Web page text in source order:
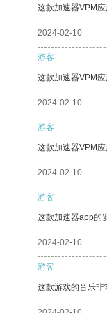
这款加速器VPM
2024-02-10
游客
这款加速器VPM
2024-02-10
游客
这款加速器VPM
2024-02-10
游客
这款加速器app的
2024-02-10
游客
这款游戏的音乐非